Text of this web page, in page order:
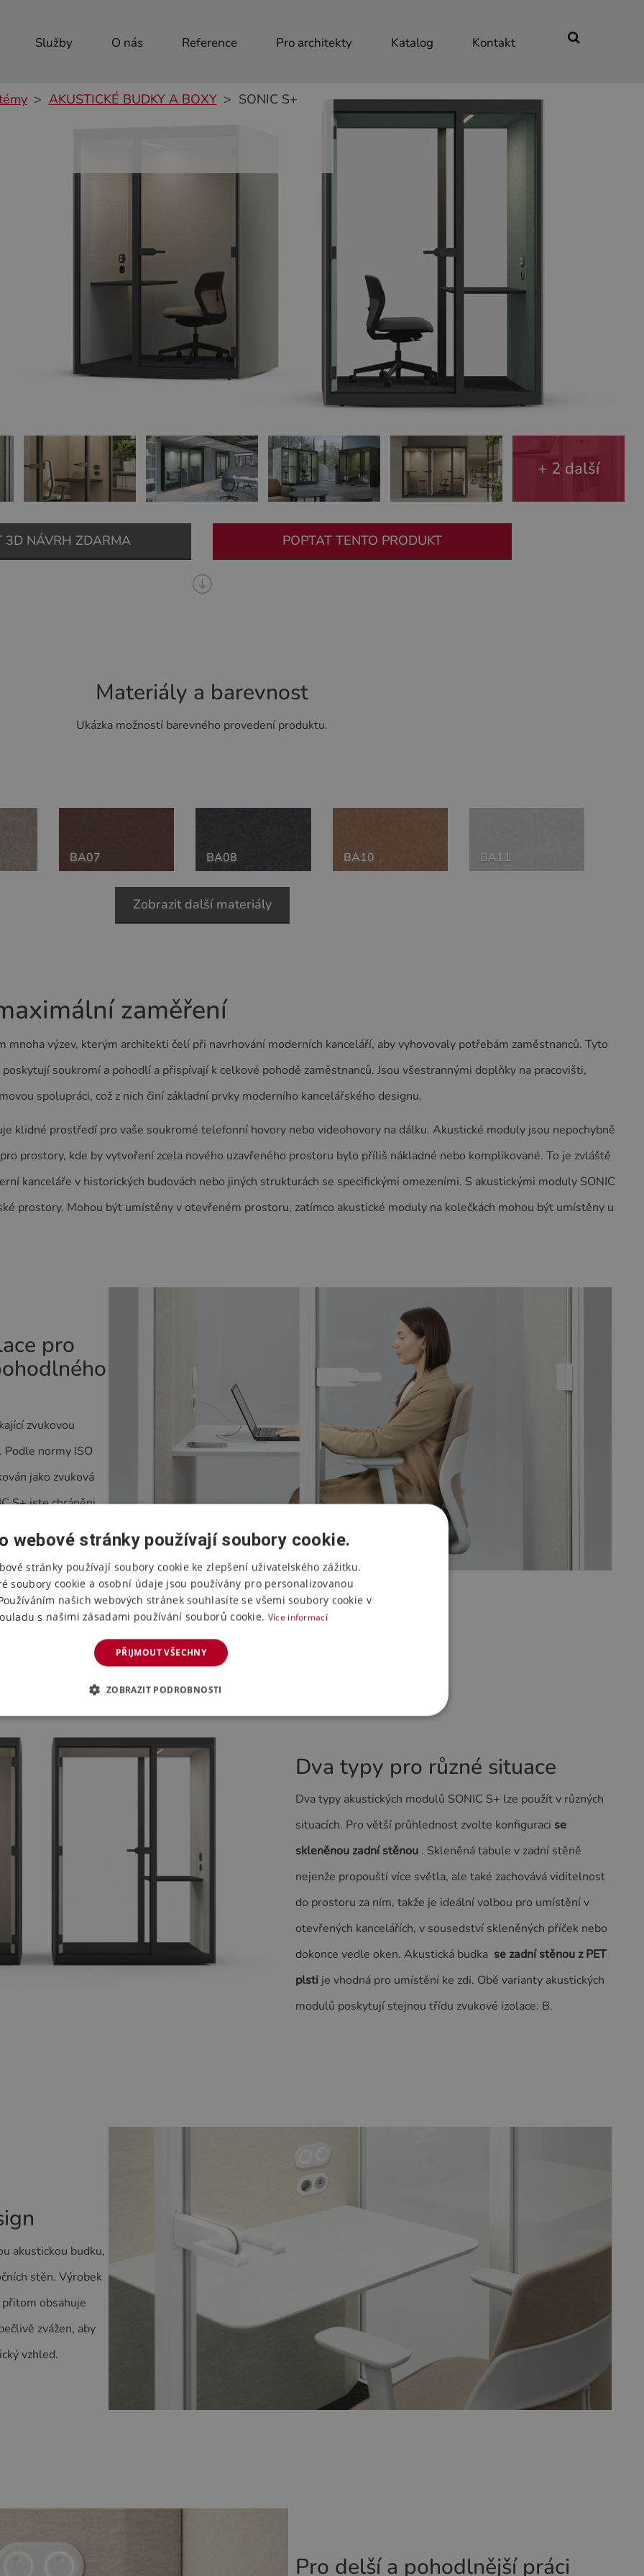
Služby O nás Reference Pro architekty Katalog Kontakt
AKUSTICKÉ BUDKY A BOXY SONIC S+
+ 2 další
3D NÁVRH ZDARMA POPTAT TENTO PRODUKT
Materiály a barevnost
Ukázka možností barevného provedení produktu.
BA07 BA08 BA10 BA11
Zobrazit další materiály
zaměření
výzev, kterým architekti čelí při navrhování moderních kanceláří, aby vyhovovaly potřebám zaměstnanců. Tyto
soukromí a pohodlí a přispívají k celkové pohodě zaměstnanců. Jsou všestrannými doplňky na pracovišti,
spolupráci, což z nich činí základní prvky moderního kancelářského designu.
klidné prostředí pro vaše soukromé telefonní hovory nebo videohovory na dálku. Akustické moduly jsou nepochybně
prostory, kde by vytvoření zcela nového uzavřeného prostoru bylo příliš nákladné nebo komplikované. To je zvláště
kanceláře v historických budovách nebo jiných strukturách se specifickými omezeními. S akustickými moduly SONIC
prostory. Mohou být umístěny v otevřeném prostoru, zatímco akustické moduly na kolečkách mohou být umístěny u
pro
zvukovou
normy ISO
jako zvuková
S+ jste chráněni
rozhovory
Dva typy pro různé situace
Dva typy akustických modulů SONIC S+ lze použít v různých
situacích. Pro větší průhlednost zvolte konfiguraci se
skleněnou zadní stěnou . Skleněná tabule v zadní stěně
nejenže propouští více světla, ale také zachovává viditelnost
do prostoru za ním, takže je ideální volbou pro umístění v
otevřených kancelářích, v sousedství skleněných příček nebo
dokonce vedle oken. Akustická budka se zadní stěnou z PET
plsti je vhodná pro umístění ke zdi. Obě varianty akustických
modulů poskytují stejnou třídu zvukové izolace: B.
akustickou budku,
stěn. Výrobek
obsahuje
zvážen, aby
vzhled.
Pro delší a pohodlnější práci
webové stránky používají soubory cookie.
stránky používají soubory cookie ke zlepšení uživatelského zážitku.
soubory cookie a osobní údaje jsou používány pro personalizovanou
našich webových stránek souhlasíte se všemi soubory cookie v
s našimi zásadami používání souborů cookie. Více informací
PŘIJMOUT VŠECHNY
ZOBRAZIT PODROBNOSTI